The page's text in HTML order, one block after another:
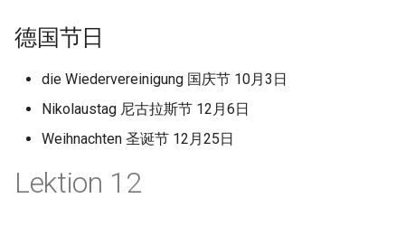
德国节日
die Wiedervereinigung 国庆节 10月3日
Nikolaustag 尼古拉斯节 12月6日
Weihnachten 圣诞节 12月25日
Lektion 12